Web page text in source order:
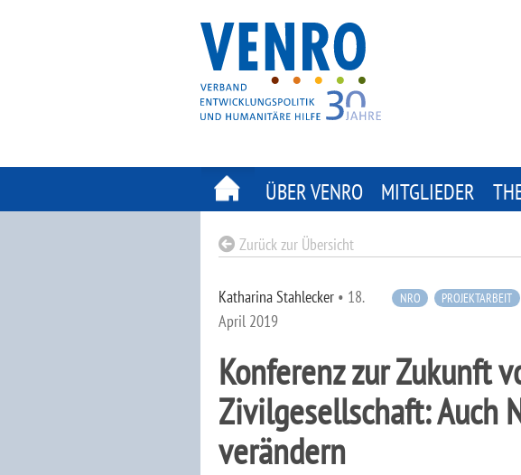
ÜBER VENRO MITGLIEDER
Zurück zur Übersicht
NRO PROJEKTARBEIT
Katharina Stahlecker • 18.
April 2019
Konferenz zur Zukunft
Zivilgesellschaft: Auch
verändern